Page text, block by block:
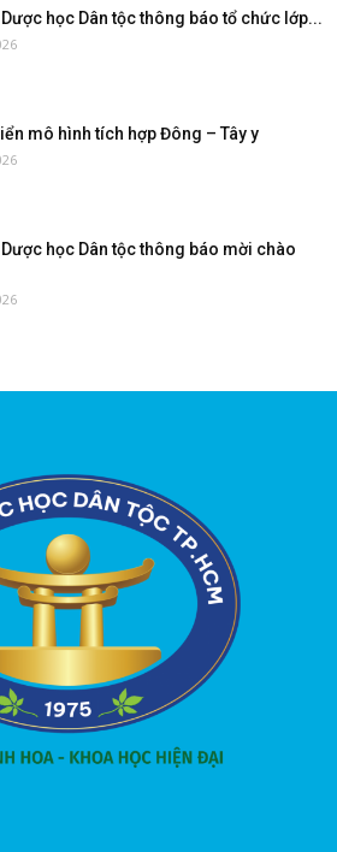
Dược học Dân tộc thông báo tổ chức lớp...
mô hình tích hợp Đông – Tây y
Dược học Dân tộc thông báo mời chào